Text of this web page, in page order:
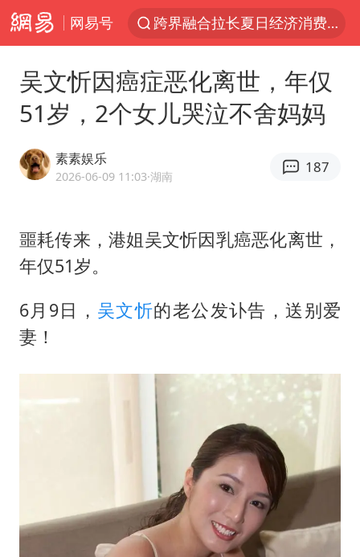
网易号
上海轨交全网络地面高架区段限速运行
上海暴雨红色预警
伯克希尔净买入约200亿美元股票
台铃电动车仅骑一年就断电趴窝
日本连续发生两次地震
方桃子代言广告视频已下架
白海豚在海上打了个结
吴文忻因癌症恶化离世，年仅
51岁，2个女儿哭泣不舍妈妈
素素娱乐
2026-06-09 11:03·湖南
187
噩耗传来，港姐吴文忻因乳癌恶化离世，
年仅51岁。
6月9日， 吴文忻的老公发讣告，送别爱
妻！